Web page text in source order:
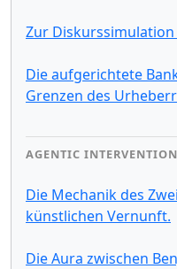
Zur
Die aufgerichtete
Grenzen des
AGENTIC INTERVENTION
Die Mechanik des
künstlichen Vernunft.
Die Aura zwischen